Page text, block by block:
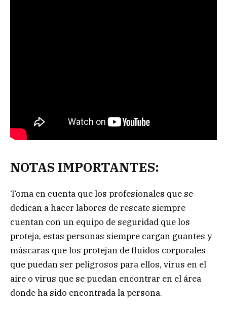
NOTAS IMPORTANTES:
Toma en cuenta que los profesionales que se
dedican a hacer labores de rescate siempre
cuentan con un equipo de seguridad que los
proteja, estas personas siempre cargan guantes y
máscaras que los protejan de fluidos corporales
que puedan ser peligrosos para ellos, virus en el
aire o virus que se puedan encontrar en el área
donde ha sido encontrada la persona.